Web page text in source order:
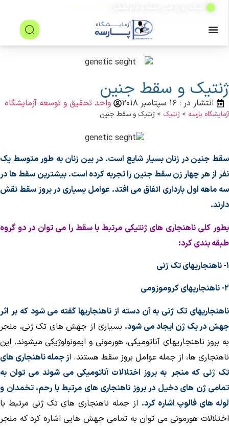
ژنتیک و سقط جنین
انتشار در : ۱۶ سپتامبر ۲۰۱۸ واحد تحقیق و توسعه آزمایشگاه
آزمایشگاه پارسه > ژنتیک > ژنتیک و سقط جنین
سقط جنین در زنان بسیار شایع است. در بین زنان به طور متوسط یک
نفر از هر چهار زن سقط جنین را تجربه کرده است. بیشترین سقط ها در
سه ماهه اول بارداری اتفاق می افتد. عوامل بسیاری در بروز سقط نقش
دارند.
بطور کلی ناهنجاری های ژنتیکی مرتبط با سقط را می توان در دو گروه
طبقه بندی کرد:
۱- ناهنجاریهای تک ژنی
۲- ناهنجاریهای کروموزومی
ناهنجاریهای تک ژنی به آن دسته از ناهنجاریها گفته می شود که بر اثر
در یک ژن ایجاد می شود.بسیاری از جهش های تک ژنی، منجر
به بروز ناهنجاریهای آناتومیکی، هورمونی و ایمونولوژیکی میشوند. این
ناهنجاری ها، از جمله عوامل بروز سقط هستند. از جمله ناهنجاری های
ژنی که منجر به بروز اختلالات آناتومیکی می شوند می توان به
تمامی ژن های دخیل در بروز ناهنجاری های مرتبط با رحم، تخمدان و
های فالوپ اشاره کرد. از جمله ناهنجاری های تک ژنی مرتبط با
اختلالات هورمونی می توان به تمامی جهش هایی اشاره کرد که منجر